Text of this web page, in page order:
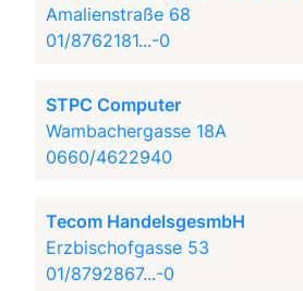
Amalienstraße 68
01/8762181...-0
STPC Computer
Wambachergasse 18A
0660/4622940
Tecom HandelsgesmbH
Erzbischofgasse 53
01/8792867...-0